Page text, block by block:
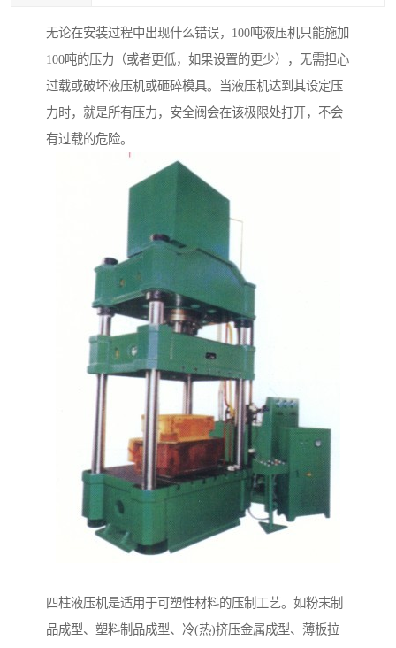
无论在安装过程中出现什么错误，100吨液压机只能施加
100吨的压力（或者更低，如果设置的更少），无需担心
过载或破坏液压机或砸碎模具。当液压机达到其设定压
力时，就是所有压力，安全阀会在该极限处打开，不会
有过载的危险。
四柱液压机是适用于可塑性材料的压制工艺。如粉末制
品成型、塑料制品成型、冷(热)挤压金属成型、薄板拉